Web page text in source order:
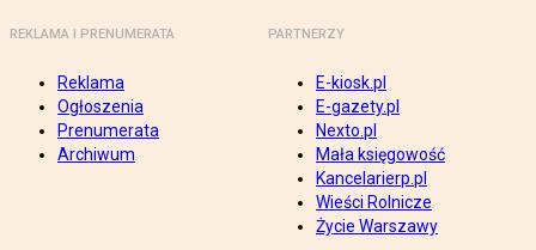
REKLAMA I PRENUMERATA
Reklama
Ogłoszenia
Prenumerata
Archiwum
PARTNERZY
E-kiosk.pl
E-gazety.pl
Nexto.pl
Mała księgowość
Kancelarierp.pl
Wieści Rolnicze
Życie Warszawy